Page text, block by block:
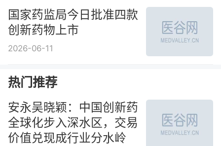
国家药监局今日批准四款
创新药物上市
2026-06-11
热门推荐
安永吴晓颖：中国创新药
全球化步入深水区，交易
价值兑现成行业分水岭